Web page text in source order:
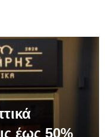
έως 50%